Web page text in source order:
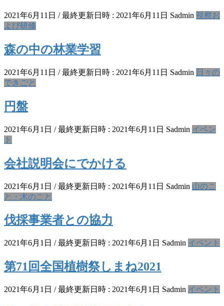
2021年6月11日 / 最終更新日時 : 2021年6月11日 Sadmin 視察お
よび研修
森の中の林業学習
2021年6月11日 / 最終更新日時 : 2021年6月11日 Sadmin 日々の
できごと
円盤
2021年6月1日 / 最終更新日時 : 2021年6月11日 Sadmin イベン
ト
会社説明会にでかける
2021年6月1日 / 最終更新日時 : 2021年6月11日 Sadmin 山のこ
と・木のこと
伐採事業者との協力
2021年6月1日 / 最終更新日時 : 2021年6月1日 Sadmin イベント
第71回全国植樹祭しまね2021
2021年6月1日 / 最終更新日時 : 2021年6月1日 Sadmin イベント